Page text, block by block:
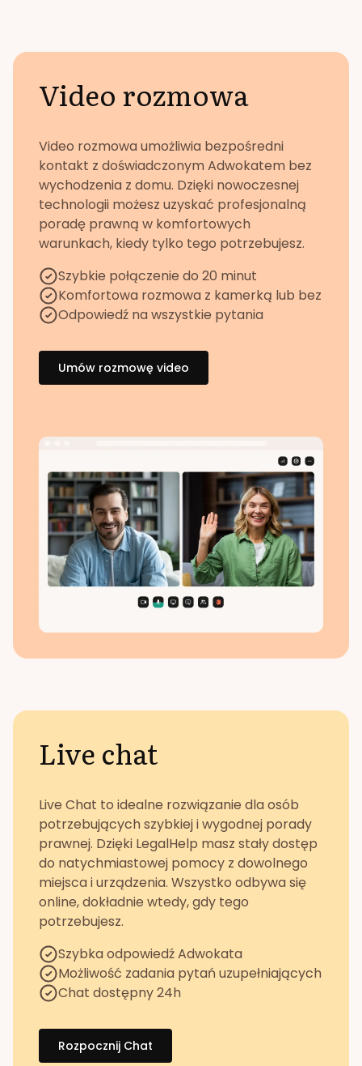
Video rozmowa
Video rozmowa umożliwia bezpośredni
kontakt z doświadczonym Adwokatem bez
wychodzenia z domu. Dzięki nowoczesnej
technologii możesz uzyskać profesjonalną
poradę prawną w komfortowych
warunkach, kiedy tylko tego potrzebujesz.
Szybkie połączenie do 20 minut
Komfortowa rozmowa z kamerką lub bez
Odpowiedź na wszystkie pytania
Umów rozmowę video
Live chat
Live Chat to idealne rozwiązanie dla osób
potrzebujących szybkiej i wygodnej porady
prawnej. Dzięki LegalHelp masz stały dostęp
do natychmiastowej pomocy z dowolnego
miejsca i urządzenia. Wszystko odbywa się
online, dokładnie wtedy, gdy tego
potrzebujesz.
Szybka odpowiedź Adwokata
Możliwość zadania pytań uzupełniających
Chat dostępny 24h
Rozpocznij Chat